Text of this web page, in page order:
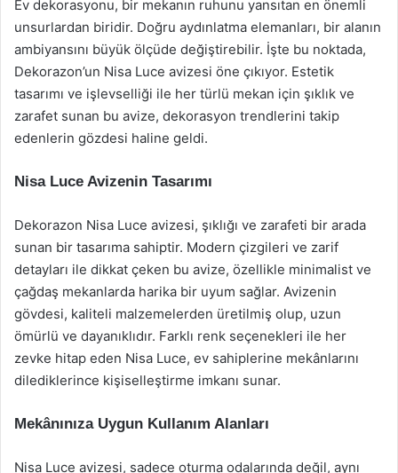
Ev dekorasyonu, bir mekanın ruhunu yansıtan en önemli
unsurlardan biridir. Doğru aydınlatma elemanları, bir alanın
ambiyansını büyük ölçüde değiştirebilir. İşte bu noktada,
Dekorazon’un Nisa Luce avizesi öne çıkıyor. Estetik
tasarımı ve işlevselliği ile her türlü mekan için şıklık ve
zarafet sunan bu avize, dekorasyon trendlerini takip
edenlerin gözdesi haline geldi.
Nisa Luce Avizenin Tasarımı
Dekorazon Nisa Luce avizesi, şıklığı ve zarafeti bir arada
sunan bir tasarıma sahiptir. Modern çizgileri ve zarif
detayları ile dikkat çeken bu avize, özellikle minimalist ve
çağdaş mekanlarda harika bir uyum sağlar. Avizenin
gövdesi, kaliteli malzemelerden üretilmiş olup, uzun
ömürlü ve dayanıklıdır. Farklı renk seçenekleri ile her
zevke hitap eden Nisa Luce, ev sahiplerine mekânlarını
dilediklerince kişiselleştirme imkanı sunar.
Mekânınıza Uygun Kullanım Alanları
Nisa Luce avizesi, sadece oturma odalarında değil, aynı